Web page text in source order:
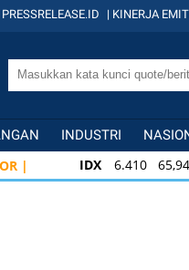
PRESSRELEASE.ID | KINERJA
INDUSTRI
| IDX 6.410
KOMPAS100